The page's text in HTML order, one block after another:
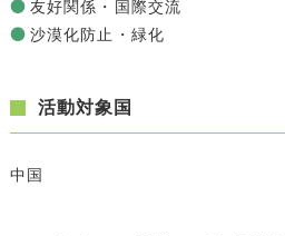
友好関係・国際交流
沙漠化防止・緑化
活動対象国
中国